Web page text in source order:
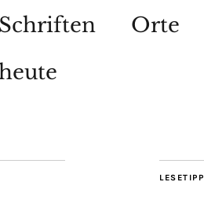
Schriften Orte
LESETIPP